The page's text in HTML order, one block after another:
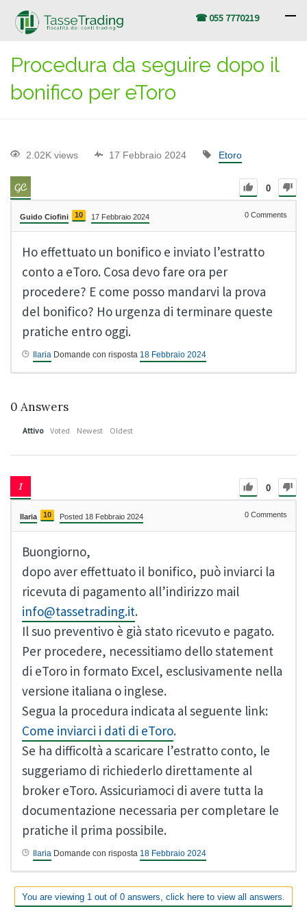
☎ 055 7770219
Procedura da seguire dopo il
bonifico per eToro
2.02K views 17 Febbraio 2024 Etoro
0
Guido Ciofini 10 17 Febbraio 2024 0 Comments
Ho effettuato un bonifico e inviato l’estratto
conto a eToro. Cosa devo fare ora per
procedere? E come posso mandarvi la prova
del bonifico? Ho urgenza di terminare queste
pratiche entro oggi.
Ilaria Domande con risposta 18 Febbraio 2024
0 Answers
Attivo Voted Newest Oldest
0
Ilaria 10 Posted 18 Febbraio 2024 0 Comments
Buongiorno,
dopo aver effettuato il bonifico, può inviarci la
ricevuta di pagamento all’indirizzo mail
info@tassetrading.it.
Il suo preventivo è già stato ricevuto e pagato.
Per procedere, necessitiamo dello statement
di eToro in formato Excel, esclusivamente nella
versione italiana o inglese.
Segua la procedura indicata al seguente link:
Come inviarci i dati di eToro.
Se ha difficoltà a scaricare l’estratto conto, le
suggeriamo di richiederlo direttamente al
broker eToro. Assicuriamoci di avere tutta la
documentazione necessaria per completare le
pratiche il prima possibile.
Ilaria Domande con risposta 18 Febbraio 2024
You are viewing 1 out of 0 answers, click here to view all answers.